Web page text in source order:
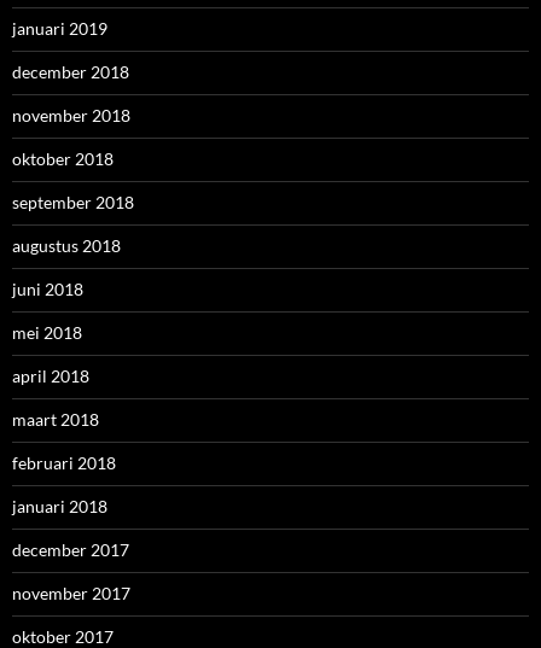
januari 2019
december 2018
november 2018
oktober 2018
september 2018
augustus 2018
juni 2018
mei 2018
april 2018
maart 2018
februari 2018
januari 2018
december 2017
november 2017
oktober 2017